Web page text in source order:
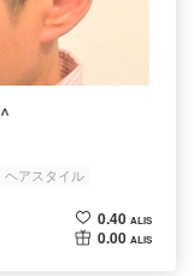
ヘアスタイル
0.40 ALIS
0.00 ALIS